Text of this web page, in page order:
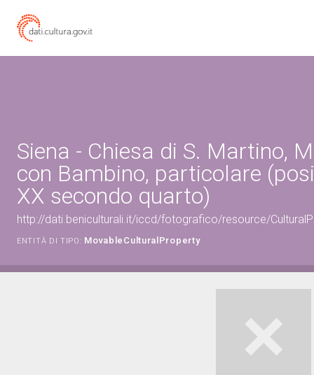
Siena - Chiesa di S. Martino,
con Bambino, particolare
XX secondo quarto)
http://dati.beniculturali.it/iccd/fotografico/resource/
ENTITÀ DI TIPO: MovableCulturalProperty